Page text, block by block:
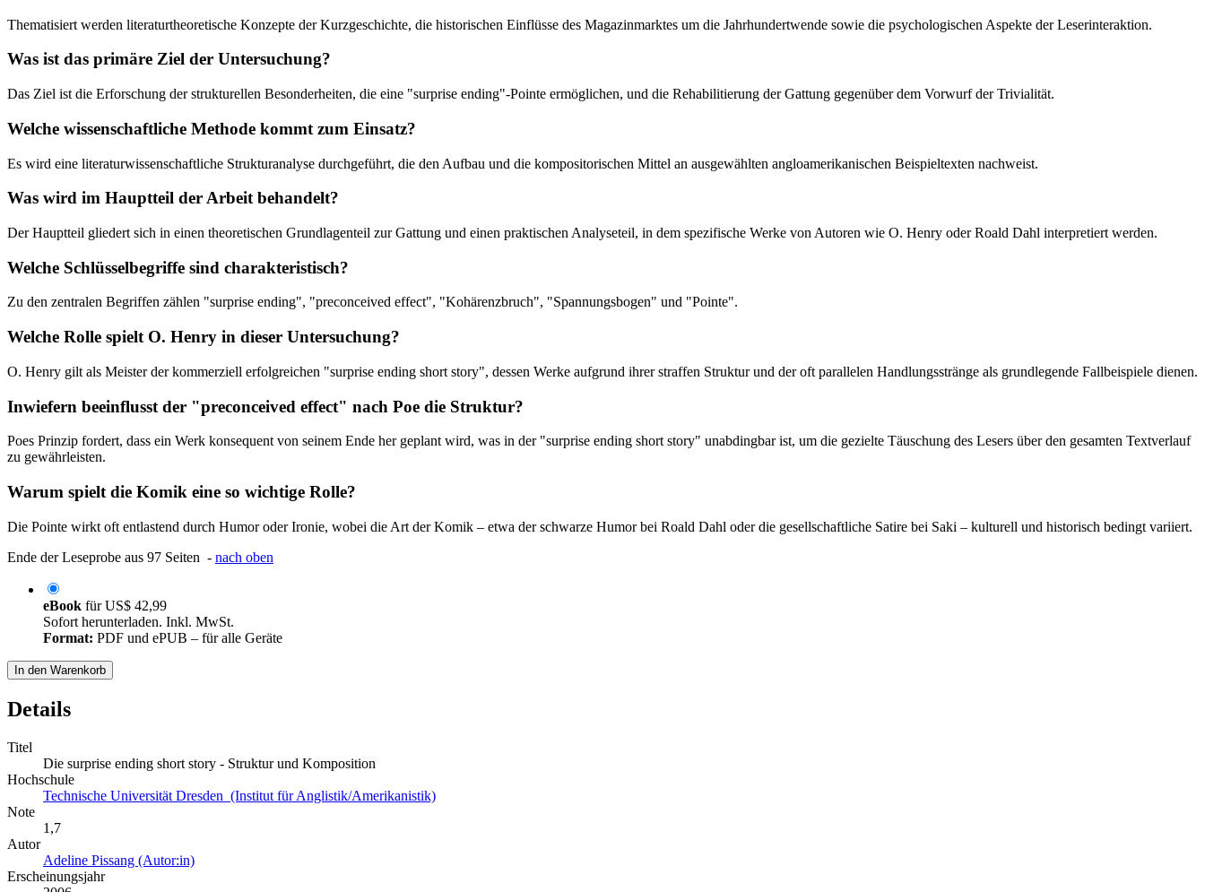
Thematisiert werden literaturtheoretische Konzepte der Kurzgeschichte, die historischen Einflüsse des Magazinmarktes um die Jahrhundertwende sowie die psychologischen Aspekte der Leserinteraktion.
Was ist das primäre Ziel der Untersuchung?
Das Ziel ist die Erforschung der strukturellen Besonderheiten, die eine "surprise ending"-Pointe ermöglichen, und die Rehabilitierung der Gattung gegenüber dem Vorwurf der Trivialität.
Welche wissenschaftliche Methode kommt zum Einsatz?
Es wird eine literaturwissenschaftliche Strukturanalyse durchgeführt, die den Aufbau und die kompositorischen Mittel an ausgewählten angloamerikanischen Beispieltexten nachweist.
Was wird im Hauptteil der Arbeit behandelt?
Der Hauptteil gliedert sich in einen theoretischen Grundlagenteil zur Gattung und einen praktischen Analyseteil, in dem spezifische Werke von Autoren wie O. Henry oder Roald Dahl interpretiert werden.
Welche Schlüsselbegriffe sind charakteristisch?
Zu den zentralen Begriffen zählen "surprise ending", "preconceived effect", "Kohärenzbruch", "Spannungsbogen" und "Pointe".
Welche Rolle spielt O. Henry in dieser Untersuchung?
O. Henry gilt als Meister der kommerziell erfolgreichen "surprise ending short story", dessen Werke aufgrund ihrer straffen Struktur und der oft parallelen Handlungsstränge als grundlegende Fallbeispiele dienen.
Inwiefern beeinflusst der "preconceived effect" nach Poe die Struktur?
Poes Prinzip fordert, dass ein Werk konsequent von seinem Ende her geplant wird, was in der "surprise ending short story" unabdingbar ist, um die gezielte Täuschung des Lesers über den gesamten Textverlauf
zu gewährleisten.
Warum spielt die Komik eine so wichtige Rolle?
Die Pointe wirkt oft entlastend durch Humor oder Ironie, wobei die Art der Komik – etwa der schwarze Humor bei Roald Dahl oder die gesellschaftliche Satire bei Saki – kulturell und historisch bedingt variiert.
Ende der Leseprobe aus 97 Seiten - nach oben
eBook fürUS$ 42,99
Sofort herunterladen. Inkl. MwSt.
Format: PDF und ePUB – für alle Geräte
In den Warenkorb
Details
Titel
Die surprise ending short story - Struktur und Komposition
Hochschule
Technische Universität Dresden (Institut für Anglistik/Amerikanistik)
Note
1,7
Autor
Adeline Pissang (Autor:in)
Erscheinungsjahr